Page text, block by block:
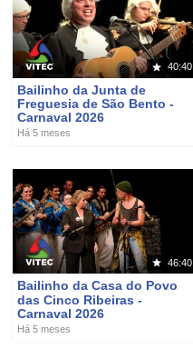
40:40
Bailinho da Junta de
Freguesia de São Bento -
Carnaval 2026
Há 5 meses
46:40
Bailinho da Casa do Povo
das Cinco Ribeiras -
Carnaval 2026
Há 5 meses